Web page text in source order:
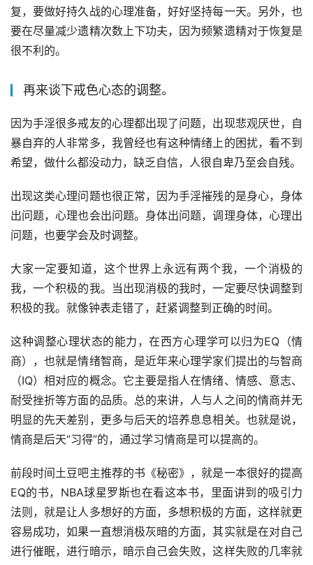
复，要做好持久战的心理准备，好好坚持每一天。另外，也
要在尽量减少遗精次数上下功夫，因为频繁遗精对于恢复是
很不利的。
再来谈下戒色心态的调整。
因为手淫很多戒友的心理都出现了问题，出现悲观厌世，自
暴自弃的人非常多，我曾经也有这种情绪上的困扰，看不到
希望，做什么都没动力，缺乏自信，人很自卑乃至会自残。
出现这类心理问题也很正常，因为手淫摧残的是身心，身体
出问题，心理也会出问题。身体出问题，调理身体，心理出
问题，也要学会及时调整。
大家一定要知道，这个世界上永远有两个我，一个消极的
我，一个积极的我。当出现消极的我时，一定要尽快调整到
积极的我。就像钟表走错了，赶紧调整到正确的时间。
这种调整心理状态的能力，在西方心理学可以归为EQ（情
商），也就是情绪智商，是近年来心理学家们提出的与智商
（IQ）相对应的概念。它主要是指人在情绪、情感、意志、
耐受挫折等方面的品质。总的来讲，人与人之间的情商并无
明显的先天差别，更多与后天的培养息息相关。也就是说，
情商是后天“习得”的，通过学习情商是可以提高的。
前段时间土豆吧主推荐的书《秘密》，就是一本很好的提高
EQ的书，NBA球星罗斯也在看这本书，里面讲到的吸引力
法则，就是让人多想好的方面，多想积极的方面，这样就更
容易成功，如果一直想消极灰暗的方面，其实就是在对自己
进行催眠，进行暗示，暗示自己会失败，这样失败的几率就